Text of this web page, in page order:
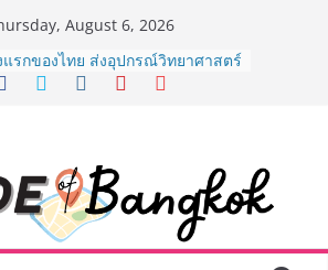
August 6, 2026
แรกของไทย ส่งอุปกรณ์วิทยาศาสตร์
7 MATCH” ฝีมือคนไทย ร่วมภารกิจ
ของไทย เมื่อ
driven Loyalty พลิก
ะสบการณ์” สู่แรงขับเคลื่อนการใช้
ผสาน Ecosystem ที่แข็งแกร่งของ
เซ็นทรัล สร้างยอดขายสูงสุดในรอบ